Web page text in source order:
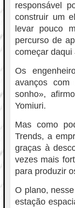
responsável
construir um
levar pouco
percurso de
começar daqui
Os
avanços
sonho»,
Yomiuri.
Mas como
Trends, a
graças à
vezes mais
para produzir
O plano,
estação